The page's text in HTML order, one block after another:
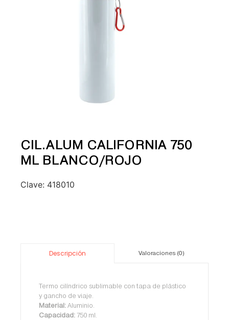
CIL.ALUM CALIFORNIA 750
ML BLANCO/ROJO
Clave: 418010
Descripción Valoraciones (0)
Termo cilíndrico sublimable con tapa de plástico
y gancho de viaje.
Material: Aluminio.
Capacidad: 750 ml.